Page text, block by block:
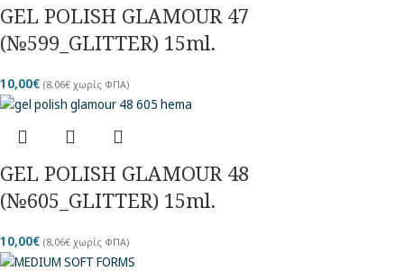
GEL POLISH GLAMOUR 47
(№599_GLITTER) 15ml.
10,00€ (8,06€ χωρίς ΦΠΑ)
GEL POLISH GLAMOUR 48
(№605_GLITTER) 15ml.
10,00€ (8,06€ χωρίς ΦΠΑ)